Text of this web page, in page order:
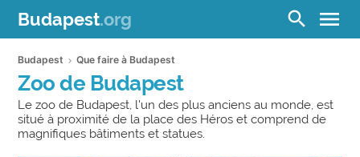
Budapest.org search menu
Budapest Que faire à Budapest
Zoo de Budapest
Le zoo de Budapest, l'un des plus anciens au monde, est
situé à proximité de la place des Héros et comprend de
magnifiques bâtiments et statues.